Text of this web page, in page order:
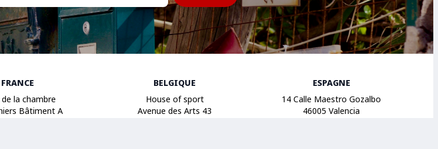
FRANCE
la chambre
Bâtiment A
BELGIQUE
House of sport
Avenue des Arts 43
ESPAGNE
14 Calle Maestro Gozalbo
46005 Valencia